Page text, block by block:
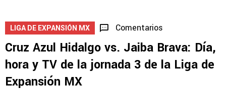
LIGA DE EXPANSIÓN MX Comentarios
Cruz Azul Hidalgo vs. Jaiba Brava: Día,
hora y TV de la jornada 3 de la Liga de
Expansión MX